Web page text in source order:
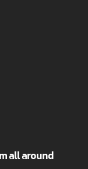
all around